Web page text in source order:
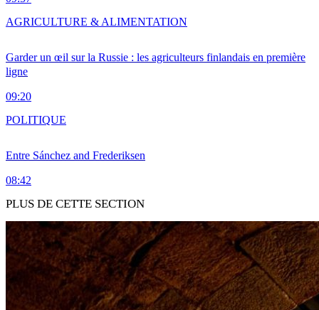
Garder un œil sur la Russie : les agriculteurs finlandais en première
ligne
09:20
AGRICULTURE & ALIMENTATION
Entre Sánchez and Frederiksen
08:42
POLITIQUE
PLUS DE CETTE SECTION